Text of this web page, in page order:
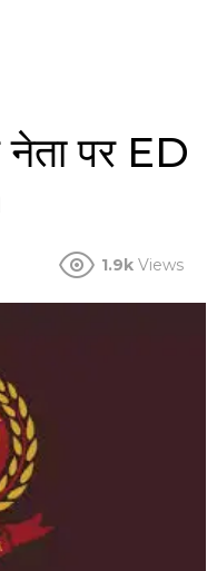
पर ED
1.9k Views